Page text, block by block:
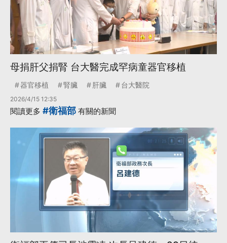
母捐肝父捐腎 台大醫完成罕病童器官移植
器官移植 腎臟 肝臟 台大醫院
2026/4/15 12:35
閱讀更多 #衛福部 有關的新聞